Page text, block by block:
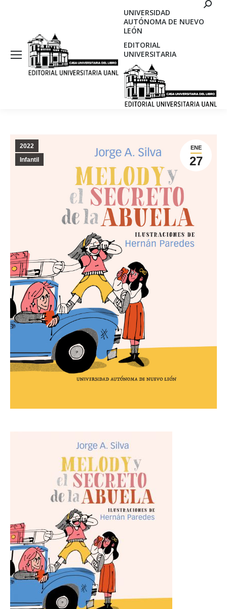
UNIVERSIDAD
AUTÓNOMA DE NUEVO
LEÓN
EDITORIAL
UNIVERSITARIA
ENE
27
2022
Infantil